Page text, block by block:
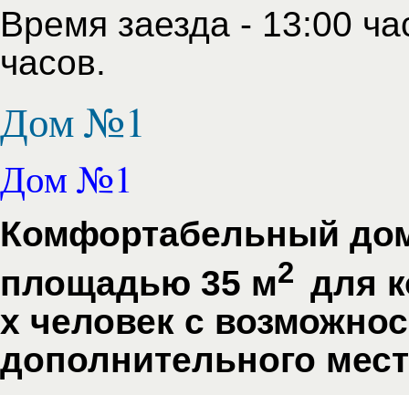
Время заезда - 13:00
часов.
Дом №1
Дом №1
Комфортабельный
площадью 35 м2 для
х человек с
дополнительного